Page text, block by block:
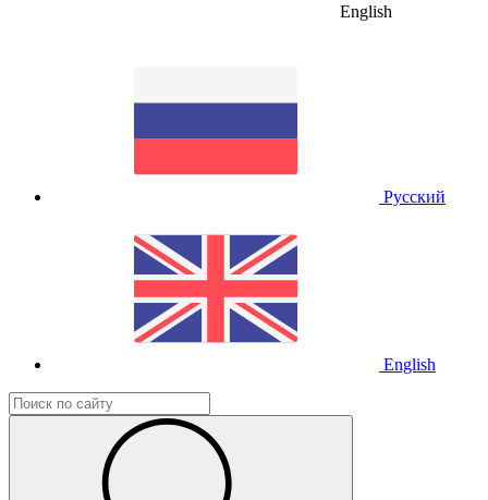
English
Русский
English